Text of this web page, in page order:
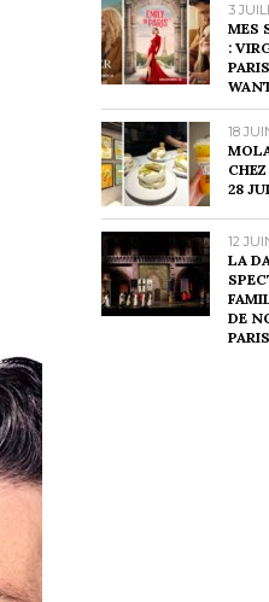
3
MES
:
18
28
12
LA
DE
PARIS